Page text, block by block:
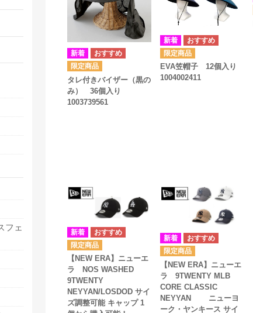
タレ付きバイザー（黒の
み） 36個入り
1003739561
EVA笠帽子 12個入り
1004002411
【NEW ERA】ニューエ
ラ NOS WASHED
9TWENTY
NEYYAN/LOSDOD サイ
ズ調整可能 キャップ 1
【NEW ERA】ニューエ
ラ 9TWENTY MLB
CORE CLASSIC
NEYYAN ニューヨ
ーク・ヤンキース サイ
ェ